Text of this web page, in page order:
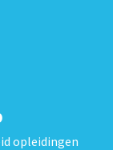
opleidingen